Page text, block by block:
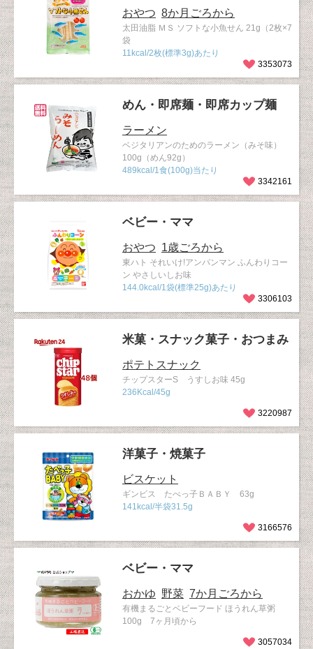
おやつ 8か月ごろから
太田油脂 ＭＳ ソフトな小魚せん 21g（2枚×7
袋
11kcal/2枚(標準3g)あたり
3353073
めん・即席麺・即席カップ麺
ラーメン
ベジタリアンのためのラーメン（みそ味）
100g（めん92g）
489kcal/1食(100g)当たり
3342161
ベビー・ママ
おやつ 1歳ごろから
東ハト それいけ!アンパンマン ふんわりコー
ン やさしいしお味
144.0kcal/1袋(標準25g)あたり
3306103
米菓・スナック菓子・おつまみ
ポテトスナック
チップスターS うすしお味 45g
236Kcal/45g
3220987
洋菓子・焼菓子
ビスケット
ギンビス たべっ子ＢＡＢＹ 63g
141kcal/半袋31.5g
3166576
ベビー・ママ
おかゆ 野菜 7か月ごろから
有機まるごとベビーフード ほうれん草粥
100g 7ヶ月頃から
3057034